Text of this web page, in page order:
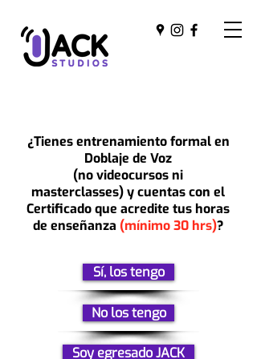
¿Tienes entrenamiento formal en
Doblaje de Voz
(no videocursos ni
masterclasses) y cuentas con el
Certificado que acredite tus horas
de enseñanza (mínimo 30 hrs)?
Sí, los tengo
No los tengo
Soy egresado JACK